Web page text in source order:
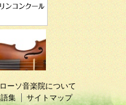
ーソ音楽院について
集
サイトマップ